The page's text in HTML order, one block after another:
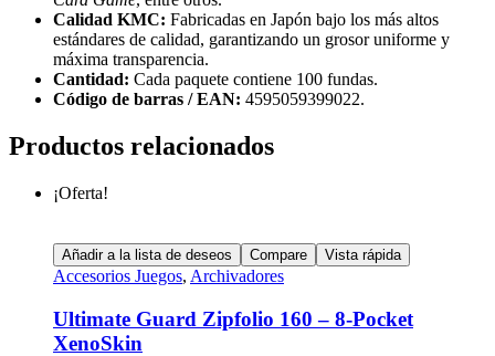
Calidad KMC: Fabricadas en Japón bajo los más altos
estándares de calidad, garantizando un grosor uniforme y
máxima transparencia.
Cantidad: Cada paquete contiene 100 fundas.
Código de barras / EAN: 4595059399022.
Productos relacionados
¡Oferta!
Añadir a la lista de deseos Compare Vista rápida
Accesorios Juegos, Archivadores
Ultimate Guard Zipfolio 160 – 8-Pocket
XenoSkin